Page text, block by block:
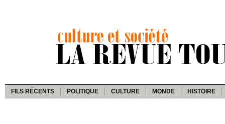
FILS RÉCENTS POLITIQUE CULTURE MONDE HISTOIRE